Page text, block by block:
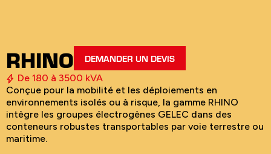
RHINO DEMANDER UN DEVIS
De 180 à 3500 kVA
Conçue pour la mobilité et les déploiements en
environnements isolés ou à risque, la gamme RHINO
intègre les groupes électrogènes GELEC dans des
conteneurs robustes transportables par voie terrestre ou
maritime.